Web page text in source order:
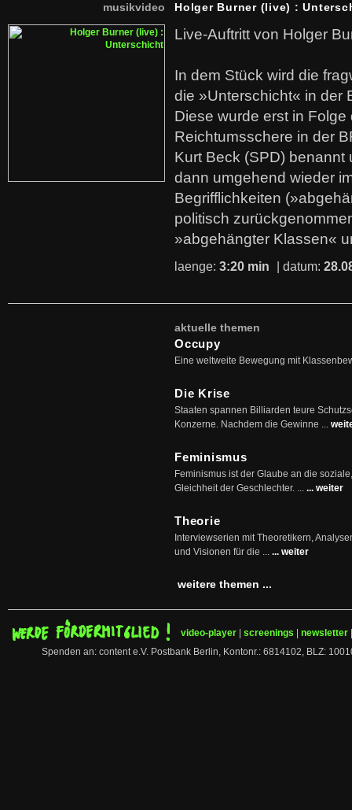
musikvideo Holger Burner (live) :
Live-Auftritt von Holger
In dem Stück wird die
die »Unterschicht« in der
Diese wurde erst in
Reichtumsschere in der
Kurt Beck (SPD)
dann umgehend wieder
Begrifflichkeiten
politisch
»abgehängter Klassen«
laenge: 3:20 min | datum:
aktuelle themen
Occupy
Eine weltweite Bewegung mit
Die Krise
Staaten spannen Billiarden teure
Konzerne. Nachdem die Gewinne ...
Feminismus
Feminismus ist der Glaube an die
Gleichheit der Geschlechter. ... ... weiter
Theorie
Interviewserien mit Theoretikern,
und Visionen für die ... ... weiter
weitere themen ...
video-player screenings newsletter
Spenden an: content e.V. Postbank Berlin, Kontonr.: 6814102, BLZ: